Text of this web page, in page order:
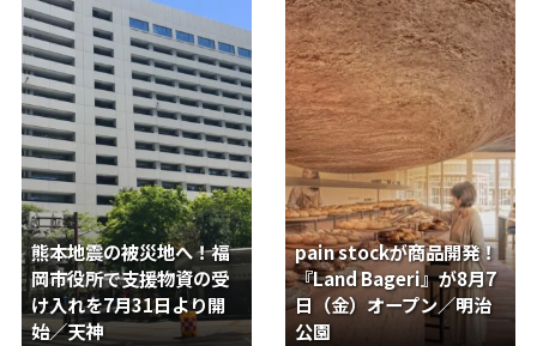
熊本地震の被災地へ！福
岡市役所で支援物資の受
け入れを7月31日より開
始／天神
pain stockが商品開発！
『Land Bageri』が8月7
日（金）オープン／明治
公園